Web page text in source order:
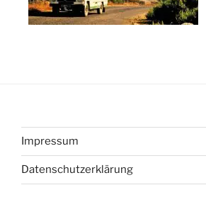
Impressum
Datenschutzerklärung